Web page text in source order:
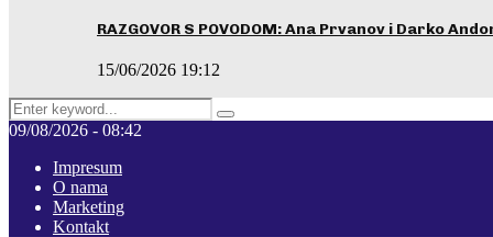
RAZGOVOR S POVODOM: Ana Prvanov i Darko
15/06/2026 19:12
Search
for:
Pretraga
09/08/2026 - 08:42
Impresum
O nama
Marketing
Kontakt